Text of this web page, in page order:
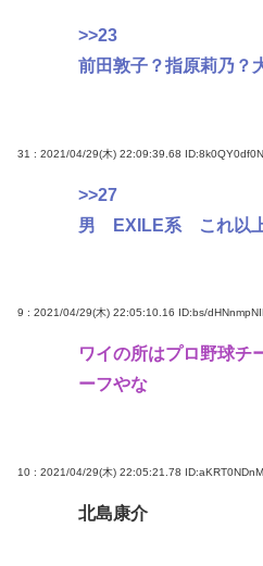
>>23
前田敦子？指原莉乃？
31 : 2021/04/29(木) 22:09:39.68
>>27
男 EXILE系 これ以
9 : 2021/04/29(木) 22:05:10.16 ID:bs/
ワイの所はプロ野球チ
ーフやな
10 : 2021/04/29(木) 22:05:21.78
北島康介